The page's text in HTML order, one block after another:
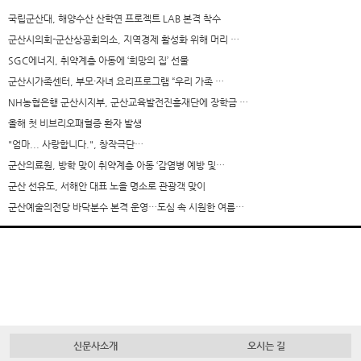
국립군산대, 해양수산 산학연 프로젝트 LAB 본격 착수
군산시의회-군산상공회의소, 지역경제 활성화 위해 머리 …
SGC에너지, 취약계층 아동에 ‘희망의 집’ 선물
군산시가족센터, 부모·자녀 요리프로그램 “우리 가족 …
NH농협은행 군산시지부, 군산교육발전진흥재단에 장학금 …
올해 첫 비브리오패혈증 환자 발생
"엄마... 사랑합니다.", 창작극단…
군산의료원, 방학 맞이 취약계층 아동 ‘감염병 예방 및…
군산 선유도, 서해안 대표 노을 명소로 관광객 맞이
군산예술의전당 바닥분수 본격 운영…도심 속 시원한 여름…
신문사소개 오시는 길